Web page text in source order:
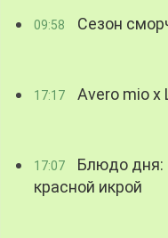
09:58 Сезон
17:17 Avero mio x
17:07
Блюдо дня:
красной икрой